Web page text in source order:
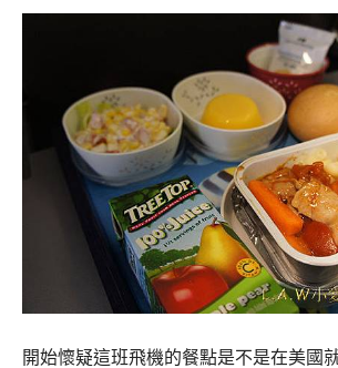
開始懷疑這班飛機的餐點是不是在美國